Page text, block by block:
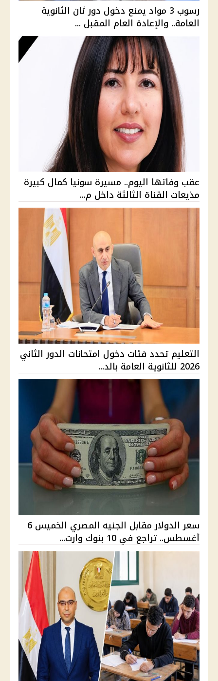
رسوب 3 مواد يمنع دخول دور ثان الثانوية
العامة.. والإعادة العام المقبل ...
عقب وفاتها اليوم.. مسيرة سونيا كمال كبيرة
مذيعات القناة الثالثة داخل م...
التعليم تحدد فئات دخول امتحانات الدور الثاني
2026 للثانوية العامة بالد...
سعر الدولار مقابل الجنيه المصري الخميس 6
أغسطس.. تراجع في 10 بنوك وارت...